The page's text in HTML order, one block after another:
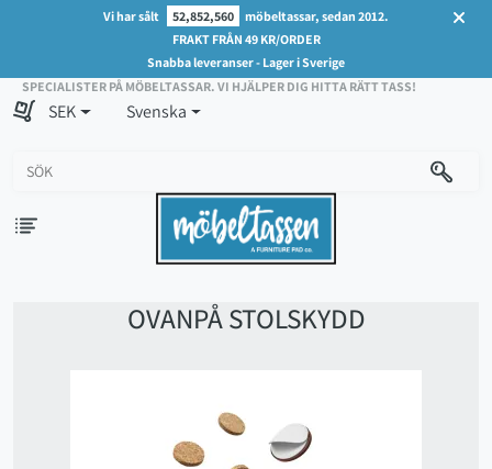
Vi har sålt 52,852,560
möbeltassar, sedan 2012.
FRAKT FRÅN 49 KR/ORDER
Snabba leveranser - Lager i Sverige
SPECIALISTER PÅ MÖBELTASSAR. VI HJÄLPER DIG HITTA RÄTT TASS!
SEK Svenska
OVANPÅ STOLSKYDD